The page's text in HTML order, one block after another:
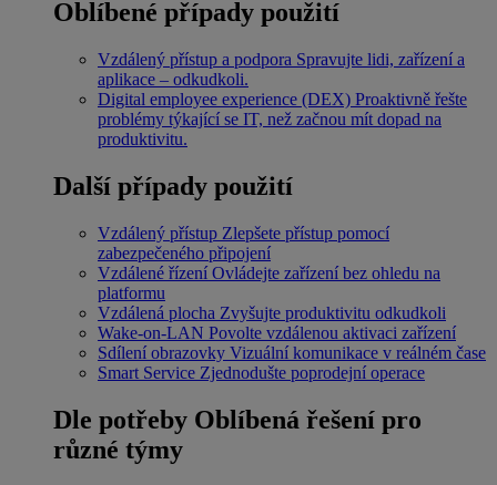
Oblíbené případy použití
Vzdálený přístup a podpora Spravujte lidi, zařízení a
aplikace – odkudkoli.
Digital employee experience (DEX) Proaktivně řešte
problémy týkající se IT, než začnou mít dopad na
produktivitu.
Další případy použití
Vzdálený přístup Zlepšete přístup pomocí
zabezpečeného připojení
Vzdálené řízení Ovládejte zařízení bez ohledu na
platformu
Vzdálená plocha Zvyšujte produktivitu odkudkoli
Wake-on-LAN Povolte vzdálenou aktivaci zařízení
Sdílení obrazovky Vizuální komunikace v reálném čase
Smart Service Zjednodušte poprodejní operace
Dle potřeby Oblíbená řešení pro
různé týmy